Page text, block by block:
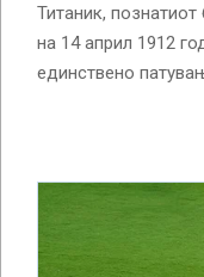
Титаник,
на 14 април 1912
единствено